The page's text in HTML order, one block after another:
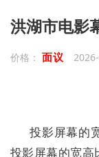
洪湖市电影
价格： 面议
投影屏幕的
投影屏幕的宽高